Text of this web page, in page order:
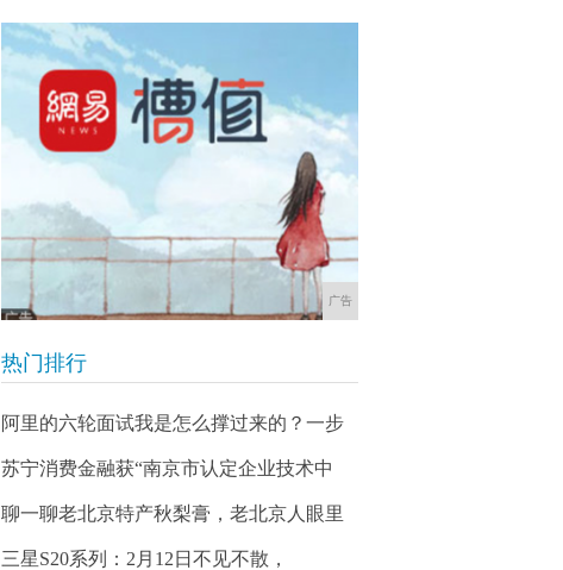
广告
热门排行
阿里的六轮面试我是怎么撑过来的？一步
苏宁消费金融获“南京市认定企业技术中
聊一聊老北京特产秋梨膏，老北京人眼里
三星S20系列：2月12日不见不散，